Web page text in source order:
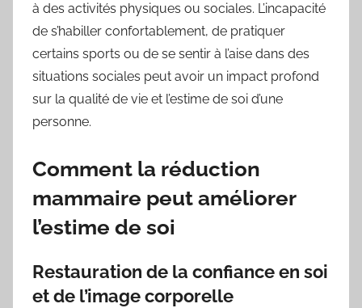
à des activités physiques ou sociales. L’incapacité
de s’habiller confortablement, de pratiquer
certains sports ou de se sentir à l’aise dans des
situations sociales peut avoir un impact profond
sur la qualité de vie et l’estime de soi d’une
personne.
Comment la réduction
mammaire peut améliorer
l’estime de soi
Restauration de la confiance en soi
et de l’image corporelle